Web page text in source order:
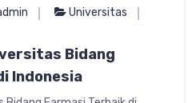
Universitas
Bidang
Indonesia